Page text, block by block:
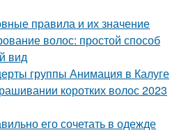
правила и их значение
волос: простой способ
вид
группы Анимация в Калуге
коротких волос 2023
его сочетать в одежде